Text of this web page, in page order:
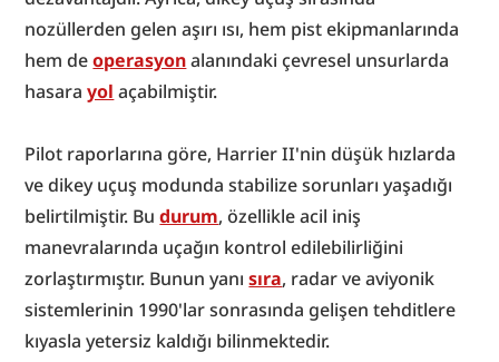
nozüllerden gelen aşırı ısı, hem pist ekipmanlarında
hem de operasyon alanındaki çevresel unsurlarda
hasara yol açabilmiştir.
Pilot raporlarına göre, Harrier II'nin düşük hızlarda
ve dikey uçuş modunda stabilize sorunları yaşadığı
belirtilmiştir. Bu durum, özellikle acil iniş
manevralarında uçağın kontrol edilebilirliğini
zorlaştırmıştır. Bunun yanı sıra, radar ve aviyonik
sistemlerinin 1990'lar sonrasında gelişen tehditlere
kıyasla yetersiz kaldığı bilinmektedir.